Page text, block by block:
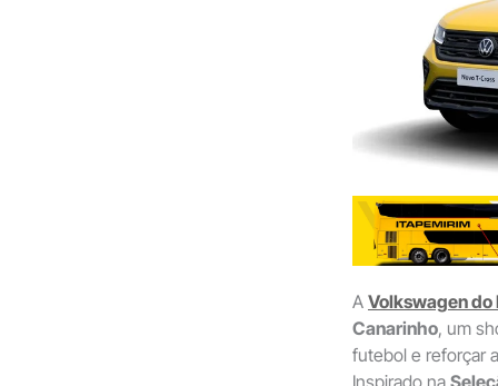
A Volkswagen do
Canarinho, um
futebol e reforçar
Inspirado na